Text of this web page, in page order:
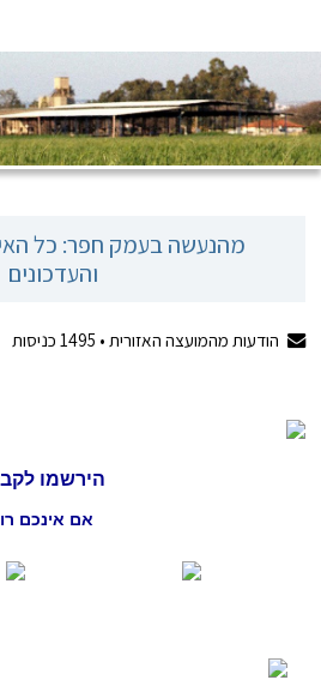
כל האירועים, החדשות
1495 כניסות
לקבלת הניוזלטר באופן קבוע »
אם אינכם רואים אימייל זה - לחצו כאן :)